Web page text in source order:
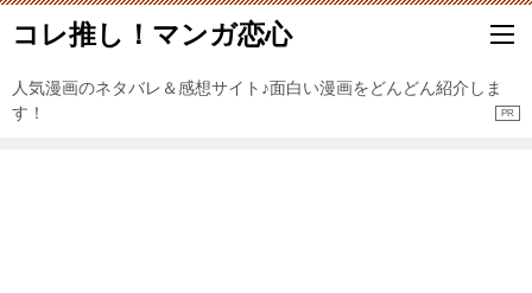
コレ推し！マンガ恋心
人気漫画のネタバレ＆感想サイト♪面白い漫画をどんどん紹介しま
す！